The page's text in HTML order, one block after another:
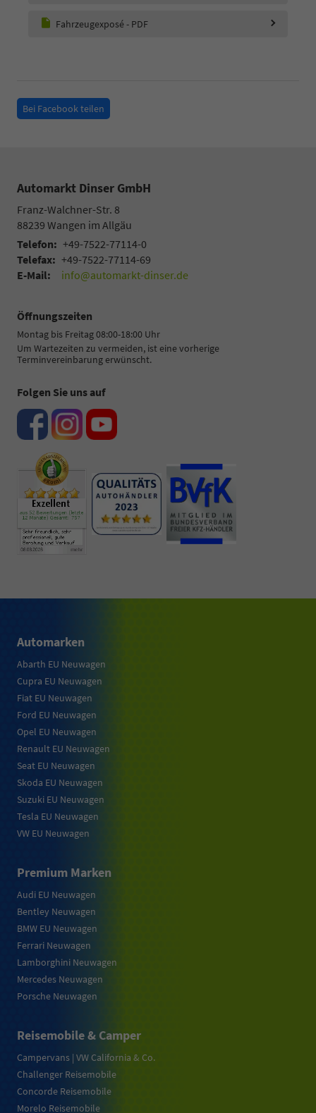
Fahrzeugexposé - PDF
Bei Facebook teilen
Automarkt Dinser GmbH
Franz-Walchner-Str. 8
88239 Wangen im Allgäu
Telefon: +49-7522-77114-0
Telefax: +49-7522-77114-69
E-Mail:
info@automarkt-dinser.de
Öffnungszeiten
Montag bis Freitag 08:00-18:00 Uhr
Um Wartezeiten zu vermeiden, ist eine vorherige
Terminvereinbarung erwünscht.
Folgen Sie uns auf
Automarken
Abarth EU Neuwagen
Cupra EU Neuwagen
Fiat EU Neuwagen
Ford EU Neuwagen
Opel EU Neuwagen
Renault EU Neuwagen
Seat EU Neuwagen
Skoda EU Neuwagen
Suzuki EU Neuwagen
Tesla EU Neuwagen
VW EU Neuwagen
Premium Marken
Audi EU Neuwagen
Bentley Neuwagen
BMW EU Neuwagen
Ferrari Neuwagen
Lamborghini Neuwagen
Mercedes Neuwagen
Porsche Neuwagen
Reisemobile & Camper
Campervans | VW California & Co.
Challenger Reisemobile
Concorde Reisemobile
Morelo Reisemobile